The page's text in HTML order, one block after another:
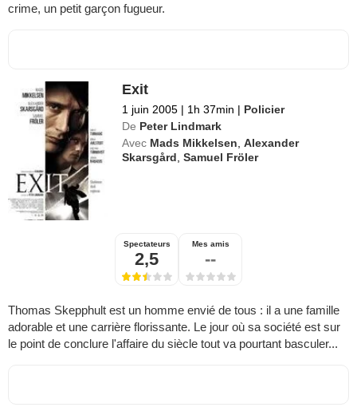
crime, un petit garçon fugueur.
Exit
1 juin 2005 | 1h 37min | Policier
De Peter Lindmark
Avec Mads Mikkelsen ,Alexander
Skarsgård ,Samuel Fröler
Spectateurs
2,5
Mes amis
--
Thomas Skepphult est un homme envié de tous : il a une famille
adorable et une carrière florissante. Le jour où sa société est sur
le point de conclure l'affaire du siècle tout va pourtant basculer...